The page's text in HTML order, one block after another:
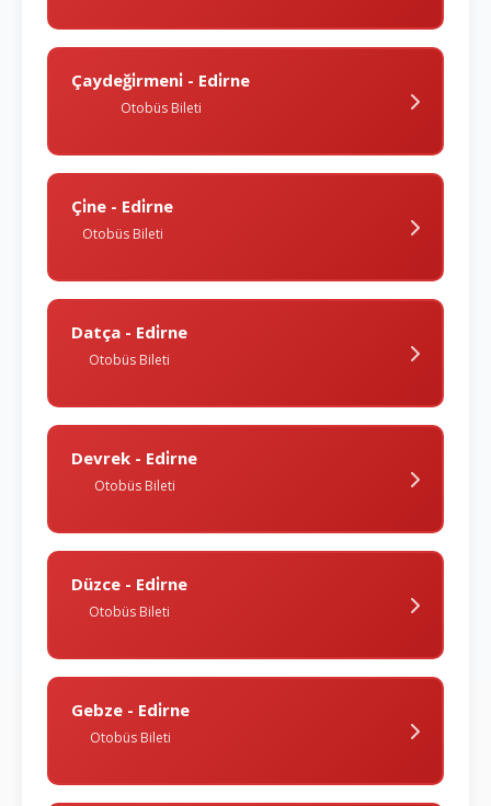
Çaydeği̇rmeni̇ - Edi̇rne
Otobüs Bileti
Çi̇ne - Edi̇rne
Otobüs Bileti
Datça - Edi̇rne
Otobüs Bileti
Devrek - Edi̇rne
Otobüs Bileti
Düzce - Edi̇rne
Otobüs Bileti
Gebze - Edi̇rne
Otobüs Bileti